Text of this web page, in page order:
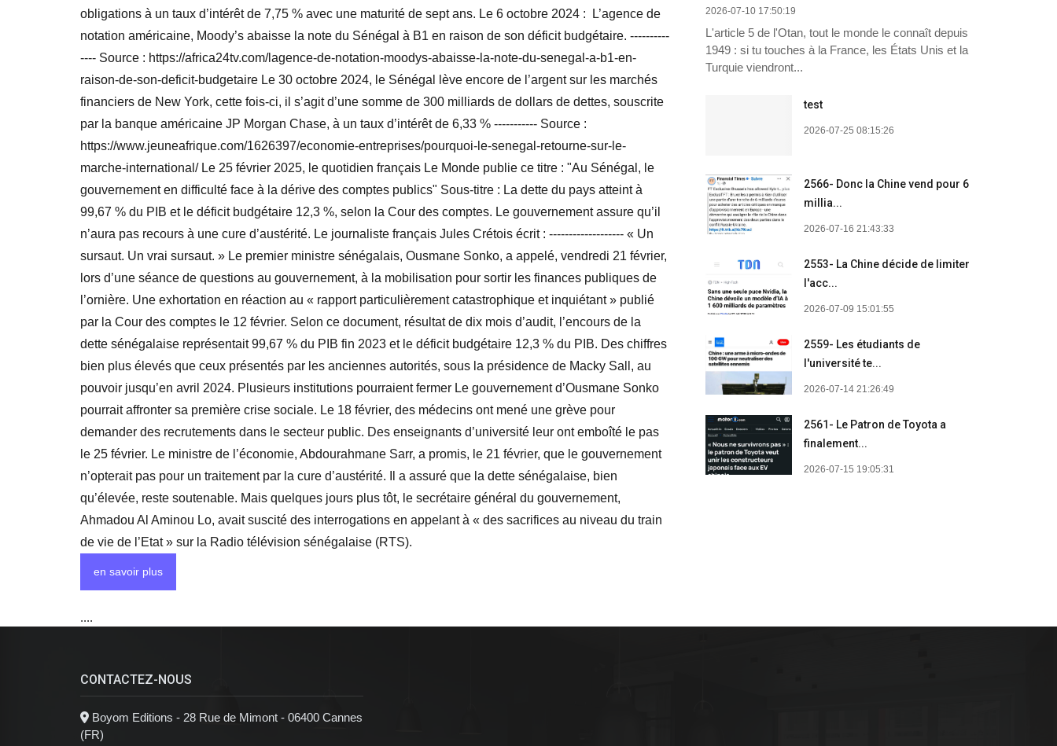
obligations à un taux d’intérêt de 7,75 % avec une maturité de sept ans. Le 6 octobre 2024 : L’agence de
notation américaine, Moody’s abaisse la note du Sénégal à B1 en raison de son déficit budgétaire. ----------
---- Source : https://africa24tv.com/lagence-de-notation-moodys-abaisse-la-note-du-senegal-a-b1-en-
raison-de-son-deficit-budgetaire Le 30 octobre 2024, le Sénégal lève encore de l’argent sur les marchés
financiers de New York, cette fois-ci, il s’agit d’une somme de 300 milliards de dollars de dettes, souscrite
par la banque américaine JP Morgan Chase, à un taux d’intérêt de 6,33 % ----------- Source :
https://www.jeuneafrique.com/1626397/economie-entreprises/pourquoi-le-senegal-retourne-sur-le-
marche-international/ Le 25 février 2025, le quotidien français Le Monde publie ce titre : "Au Sénégal, le
gouvernement en difficulté face à la dérive des comptes publics" Sous-titre : La dette du pays atteint à
99,67 % du PIB et le déficit budgétaire 12,3 %, selon la Cour des comptes. Le gouvernement assure qu’il
n’aura pas recours à une cure d’austérité. Le journaliste français Jules Crétois écrit : ------------------- « Un
sursaut. Un vrai sursaut. » Le premier ministre sénégalais, Ousmane Sonko, a appelé, vendredi 21 février,
lors d’une séance de questions au gouvernement, à la mobilisation pour sortir les finances publiques de
l’ornière. Une exhortation en réaction au « rapport particulièrement catastrophique et inquiétant » publié
par la Cour des comptes le 12 février. Selon ce document, résultat de dix mois d’audit, l’encours de la
dette sénégalaise représentait 99,67 % du PIB fin 2023 et le déficit budgétaire 12,3 % du PIB. Des chiffres
bien plus élevés que ceux présentés par les anciennes autorités, sous la présidence de Macky Sall, au
pouvoir jusqu’en avril 2024. Plusieurs institutions pourraient fermer Le gouvernement d’Ousmane Sonko
pourrait affronter sa première crise sociale. Le 18 février, des médecins ont mené une grève pour
demander des recrutements dans le secteur public. Des enseignants d’université leur ont emboîté le pas
le 25 février. Le ministre de l’économie, Abdourahmane Sarr, a promis, le 21 février, que le gouvernement
n’opterait pas pour un traitement par la cure d’austérité. Il a assuré que la dette sénégalaise, bien
qu’élevée, reste soutenable. Mais quelques jours plus tôt, le secrétaire général du gouvernement,
Ahmadou Al Aminou Lo, avait suscité des interrogations en appelant à « des sacrifices au niveau du train
de vie de l’Etat » sur la Radio télévision sénégalaise (RTS).
en savoir plus
....
2026-07-10 17:50:19
L'article 5 de l'Otan, tout le monde le connaît depuis
1949 : si tu touches à la France, les États Unis et la
Turquie viendront...
test
2026-07-25 08:15:26
2566- Donc la Chine vend pour 6
millia...
2026-07-16 21:43:33
2553- La Chine décide de limiter
l'acc...
2026-07-09 15:01:55
2559- Les étudiants de
l'université te...
2026-07-14 21:26:49
2561- Le Patron de Toyota a
finalement...
2026-07-15 19:05:31
CONTACTEZ-NOUS
Boyom Editions - 28 Rue de Mimont - 06400 Cannes
(FR)